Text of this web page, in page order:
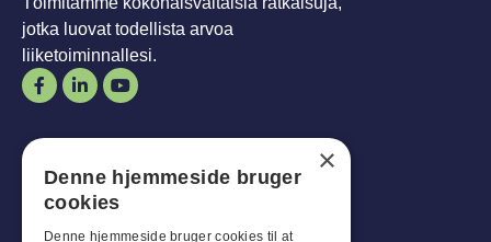
jotka luovat todellista arvoa
liiketoiminnallesi.
Aukioloajat
Mies-Tavoite: 07:30 - 16:00
Perjantaisin:
La-Son: Suljettu
×
Denne hjemmeside bruger
cookies
Denne hjemmeside bruger cookies til at